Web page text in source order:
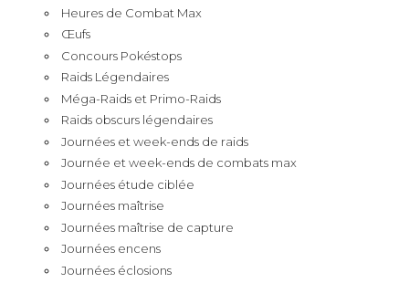
Heures de Combat Max
Œufs
Concours Pokéstops
Raids Légendaires
Méga-Raids et Primo-Raids
Raids obscurs légendaires
Journées et week-ends de raids
Journée et week-ends de combats max
Journées étude ciblée
Journées maîtrise
Journées maîtrise de capture
Journées encens
Journées éclosions